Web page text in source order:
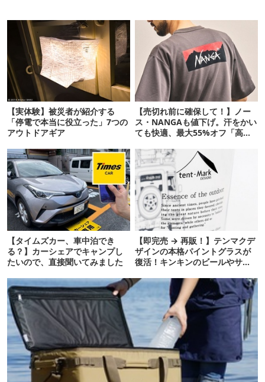
【実体験】被災者が紹介する
「停電で本当に役立った」7つの
アウトドアギア
【売切れ前に確保して！】ノー
ス・NANGAも値下げ。汗をかい
ても快適、最大55%オフ「高機
【タイムズカー、車中泊でき
る？】カーシェアでキャンプし
たいので、直接聞いてみました
【即完売 → 再販！】テンマクデ
ザインの本格パイントグラスが
復活！キンキンのビールやサワ